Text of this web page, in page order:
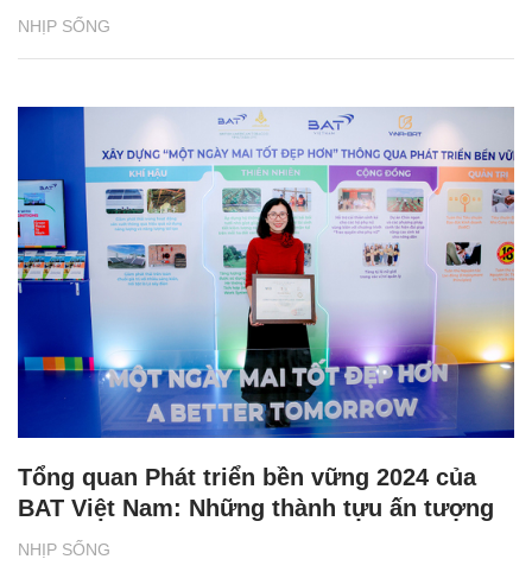
NHỊP SỐNG
NHỊP SỐNG
Tổng quan Phát triển bền vững 2024 của
BAT Việt Nam: Những thành tựu ấn tượng